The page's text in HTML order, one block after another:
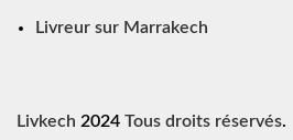
Livreur sur Marrakech
Livkech 2024Tous droits réservés.